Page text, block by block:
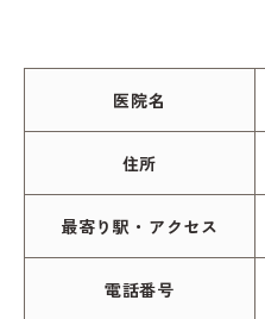
医院名
住所
最寄り駅・アクセス
電話番号